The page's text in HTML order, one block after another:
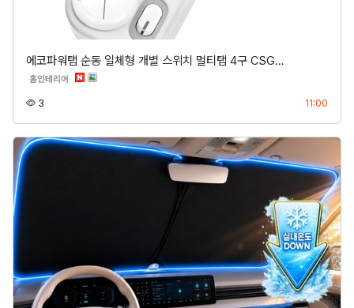
에코파워탭 순동 일체형 개별 스위치 멀티탭 4구 CSG…
홈인테리어 분류
3 11:00